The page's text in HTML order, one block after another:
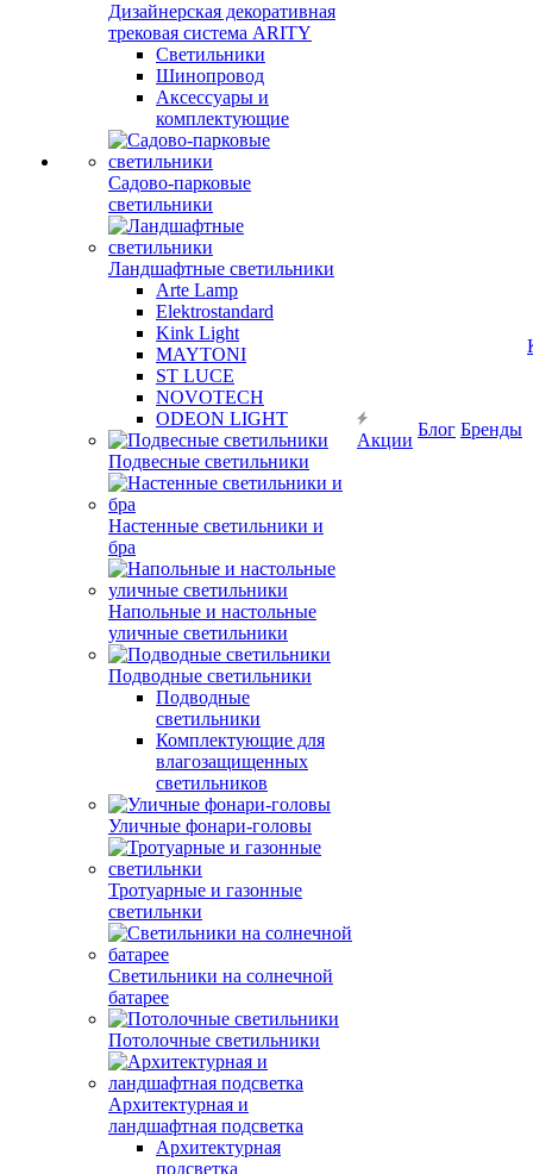
Дизайнерская декоративная
трековая система ARITY
Светильники
Шинопровод
Аксессуары и
комплектующие
Садово-парковые
светильники
Ландшафтные светильники
Arte Lamp
Elektrostandard
Kink Light
MAYTONI
ST LUCE
NOVOTECH
ODEON LIGHT
Подвесные светильники
Настенные светильники и
бра
Напольные и настольные
уличные светильники
Подводные светильники
Подводные
светильники
Комплектующие для
влагозащищенных
светильников
Уличные фонари-головы
Тротуарные и газонные
светильнки
Светильники на солнечной
батарее
Потолочные светильники
Архитектурная и
ландшафтная подсветка
Архитектурная
подсветка
Акции
Блог Бренды